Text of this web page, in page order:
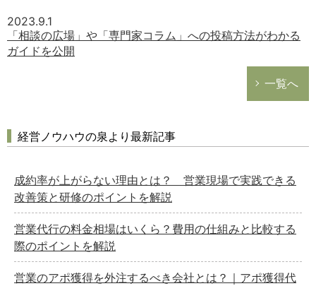
2023.9.1
「相談の広場」や「専門家コラム」への投稿方法がわかる
ガイドを公開
一覧へ
経営ノウハウの泉より最新記事
成約率が上がらない理由とは？ 営業現場で実践できる
改善策と研修のポイントを解説
営業代行の料金相場はいくら？費用の仕組みと比較する
際のポイントを解説
営業のアポ獲得を外注するべき会社とは？｜アポ獲得代